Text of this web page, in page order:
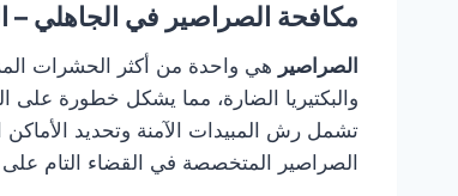
مكافحة الصراصير في الجاهلي –
الصراصير هي واحدة من أكثر الحشرات
والبكتيريا الضارة، مما يشكل خطورة على
تشمل رش المبيدات الآمنة وتحديد
الصراصير المتخصصة في القضاء التام